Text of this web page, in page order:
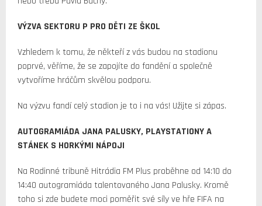
VÝZVA SEKTORU P PRO DĚTI ZE ŠKOL
Vzhledem k tomu, že někteří z vás budou na stadionu
poprvé, věříme, že se zapojíte do fandění a společně
vytvoříme hráčům skvělou podporu.
Na výzvu fandí celý stadion je to i na vás! Užijte si zápas.
AUTOGRAMIÁDA JANA PALUSKY, PLAYSTATIONY A
STÁNEK S HORKÝMI NÁPOJI
Na Rodinné tribuně Hitrádia FM Plus proběhne od 14:10 do
14:40 autogramiáda talentovaného Jana Palusky. Kromě
toho si zde budete moci poměřit své síly ve hře FIFA na